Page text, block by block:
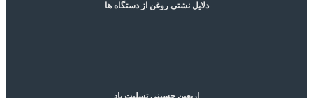
دلایل نشتی روغن از دستگاه ها
اربعین حسینی تسلیت باد